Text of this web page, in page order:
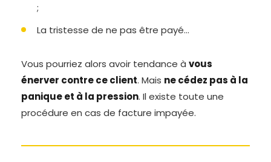
;
La tristesse de ne pas être payé…
Vous pourriez alors avoir tendance à vous
énerver contre ce client. Mais ne cédez pas à la
panique et à la pression. Il existe toute une
procédure en cas de facture impayée.